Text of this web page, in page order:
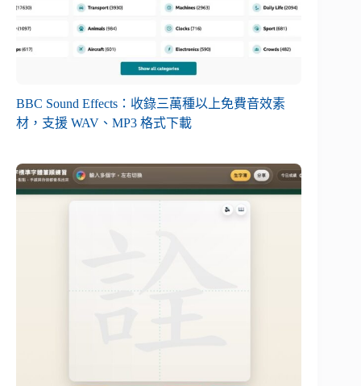
BBC Sound Effects：收錄三萬種以上免費音效素
材，支援 WAV、MP3 格式下載